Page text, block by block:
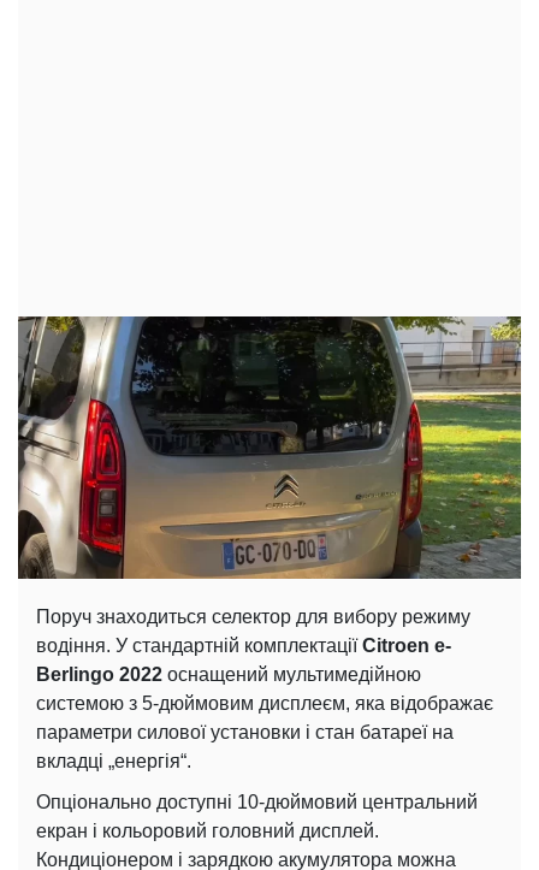
Поруч знаходиться селектор для вибору режиму
водіння. У стандартній комплектаціїCitroen e-
Berlingo 2022 оснащений мультимедійною
системою з 5-дюймовим дисплеєм, яка відображає
параметри силової установки і стан батареї на
вкладці „енергія“.
Опціонально доступні 10-дюймовий центральний
екран і кольоровий головний дисплей.
Кондиціонером і зарядкою акумулятора можна